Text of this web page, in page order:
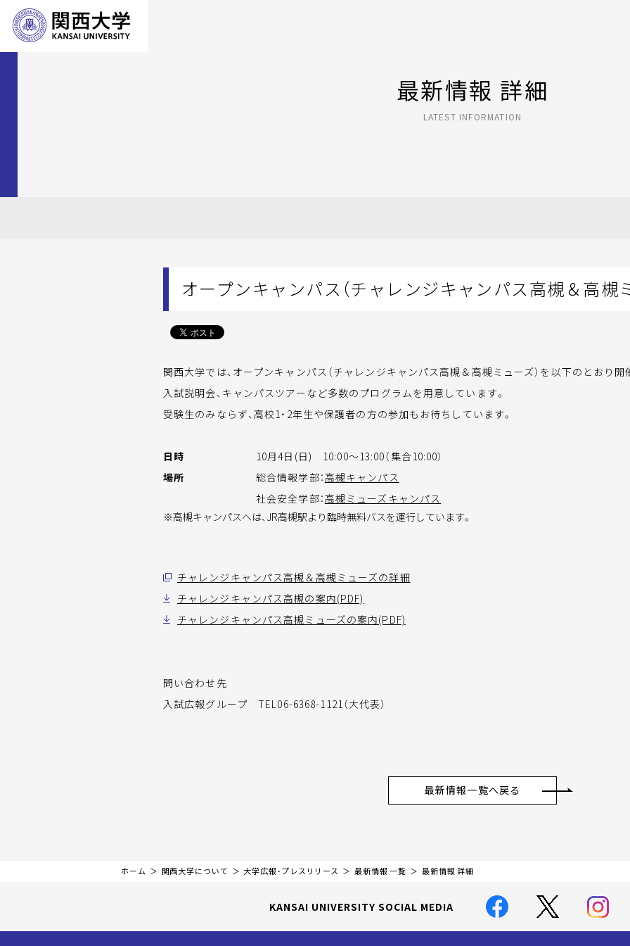
最新情報 詳細
LATEST INFORMATION
オープンキャンパス（チャレンジキャンパス高槻＆高槻
関西大学では、オープンキャンパス（チャレンジキャンパス高槻＆高槻ミューズ）を以下のとおり開
入試説明会、キャンパスツアーなど多数のプログラムを用意しています。
受験生のみならず、高校1・2年生や保護者の方の参加もお待ちしています。
日時
10月4日(日) 10:00～13:00（集合10:00）
場所
総合情報学部：高槻キャンパス
社会安全学部：高槻ミューズキャンパス
※高槻キャンパスへは、JR高槻駅より臨時無料バスを運行しています。
チャレンジキャンパス高槻＆高槻ミューズの詳細
チャレンジキャンパス高槻の案内(PDF)
チャレンジキャンパス高槻ミューズの案内(PDF)
問い合わせ先
入試広報グループ TEL06-6368-1121（大代表）
最新情報一覧へ戻る
ホーム 関西大学について 大学広報・プレスリリース 最新情報 一覧 最新情報 詳細
KANSAI UNIVERSITY SOCIAL MEDIA